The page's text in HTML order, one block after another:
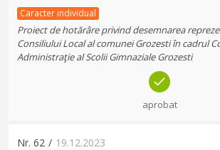
Caracter individual
Proiect de hotărâre privind desemnarea
Consiliului Local al comunei Grozesti în cadrul
Administraţie al Scolii Gimnaziale Grozesti
aprobat
Nr. 62 / 19.12.2023